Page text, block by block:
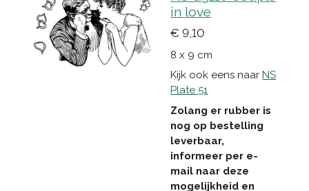
in love
€ 9,10
8 x 9 cm
Kijk ook eens naarNS
Plate 51
Zolang er rubber is
nog op bestelling
leverbaar,
informeer per e-
mail naar deze
mogelijkheid en